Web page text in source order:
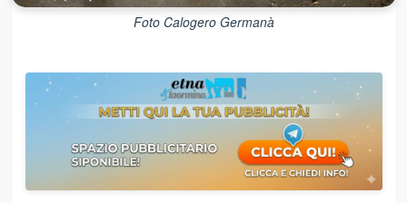
Foto Calogero Germanà